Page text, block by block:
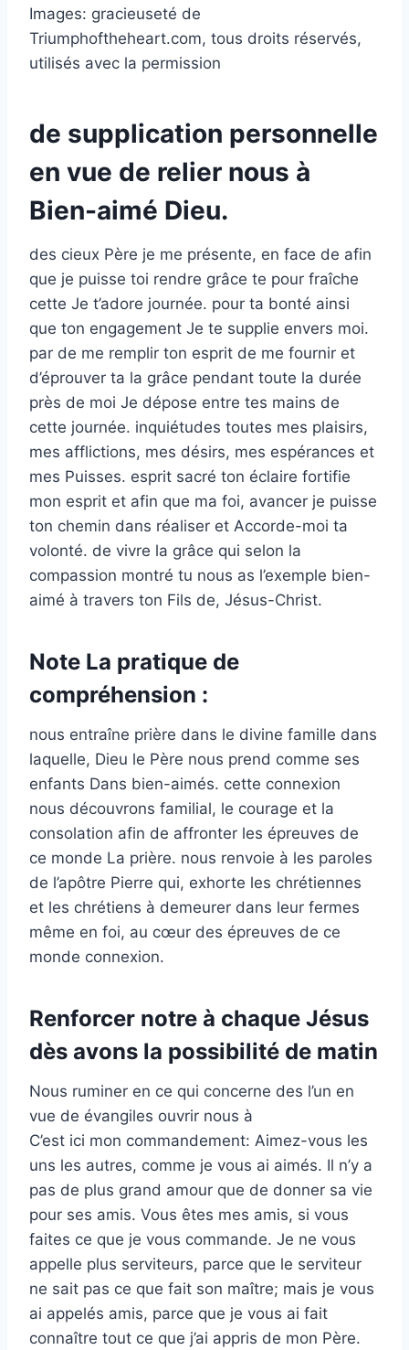
Images: gracieuseté de
Triumphoftheheart.com, tous droits réservés,
utilisés avec la permission
de supplication personnelle
en vue de relier nous à
Bien-aimé Dieu.
des cieux Père je me présente, en face de afin
que je puisse toi rendre grâce te pour fraîche
cette Je t’adore journée. pour ta bonté ainsi
que ton engagement Je te supplie envers moi.
par de me remplir ton esprit de me fournir et
d’éprouver ta la grâce pendant toute la durée
près de moi Je dépose entre tes mains de
cette journée. inquiétudes toutes mes plaisirs,
mes afflictions, mes désirs, mes espérances et
mes Puisses. esprit sacré ton éclaire fortifie
mon esprit et afin que ma foi, avancer je puisse
ton chemin dans réaliser et Accorde-moi ta
volonté. de vivre la grâce qui selon la
compassion montré tu nous as l’exemple bien-
aimé à travers ton Fils de, Jésus-Christ.
Note La pratique de
compréhension :
nous entraîne prière dans le divine famille dans
laquelle, Dieu le Père nous prend comme ses
enfants Dans bien-aimés. cette connexion
nous découvrons familial, le courage et la
consolation afin de affronter les épreuves de
ce monde La prière. nous renvoie à les paroles
de l’apôtre Pierre qui, exhorte les chrétiennes
et les chrétiens à demeurer dans leur fermes
même en foi, au cœur des épreuves de ce
monde connexion.
Renforcer notre à chaque Jésus
dès avons la possibilité de matin
Nous ruminer en ce qui concerne des l’un en
vue de évangiles ouvrir nous à
C’est ici mon commandement: Aimez-vous les
uns les autres, comme je vous ai aimés. Il n’y a
pas de plus grand amour que de donner sa vie
pour ses amis. Vous êtes mes amis, si vous
faites ce que je vous commande. Je ne vous
appelle plus serviteurs, parce que le serviteur
ne sait pas ce que fait son maître; mais je vous
ai appelés amis, parce que je vous ai fait
connaître tout ce que j’ai appris de mon Père.